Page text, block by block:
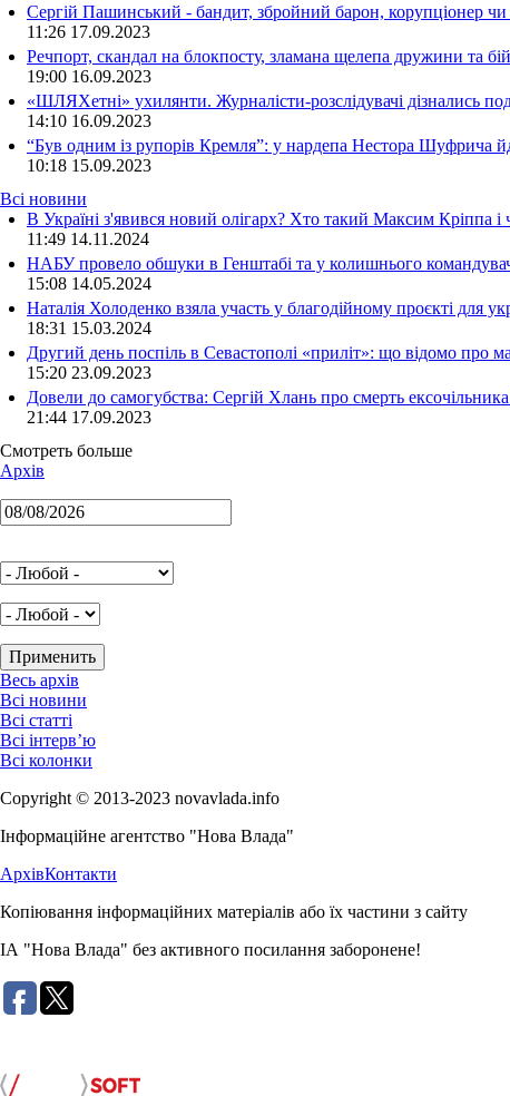
Сергій Пашинський - бандит, збройний барон, корупціонер
11:26 17.09.2023
Речпорт, скандал на блокпосту, зламана щелепа дружини та
19:00 16.09.2023
«ШЛЯХетні» ухилянти. Журналісти-розслідувачі дізнались
14:10 16.09.2023
“Був одним із рупорів Кремля”: у нардепа Нестора Шуфрича
10:18 15.09.2023
Всі новини
В Україні з'явився новий олігарх? Хто такий Максим Кріппа
11:49 14.11.2024
НАБУ провело обшуки в Генштабі та у колишнього
15:08 14.05.2024
Наталія Холоденко взяла участь у благодійному проєкті для
18:31 15.03.2024
Другий день поспіль в Севастополі «приліт»: що відомо про
15:20 23.09.2023
Довели до самогубства: Сергій Хлань про смерть
21:44 17.09.2023
Смотреть больше
Архів
Весь архів
Всі новини
Всі статті
Всі інтерв’ю
Всі колонки
Copyright © 2013-2023 novavlada.info
Інформаційне агентство "Нова Влада"
АрхівКонтакти
Копіювання інформаційних матеріалів або їх частини з сайту
ІА "Нова Влада" без активного посилання заборонене!